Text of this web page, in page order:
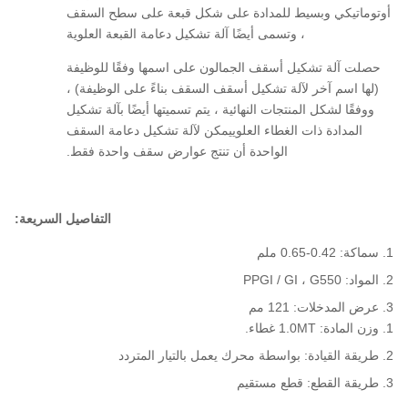
أوتوماتيكي وبسيط للمدادة على شكل قبعة على سطح السقف
، وتسمى أيضًا آلة تشكيل دعامة القبعة العلوية
حصلت آلة تشكيل أسقف الجمالون على اسمها وفقًا للوظيفة
(لها اسم آخر لآلة تشكيل أسقف السقف بناءً على الوظيفة) ،
ووفقًا لشكل المنتجات النهائية ، يتم تسميتها أيضًا بآلة تشكيل
المدادة ذات الغطاء العلوييمكن لآلة تشكيل دعامة السقف
الواحدة أن تنتج عوارض سقف واحدة فقط.
التفاصيل السريعة:
سماكة: 0.42-0.65 ملم
المواد: PPGI / GI ، G550
عرض المدخلات: 121 مم
وزن المادة: 1.0MT غطاء.
طريقة القيادة: بواسطة محرك يعمل بالتيار المتردد
طريقة القطع: قطع مستقيم